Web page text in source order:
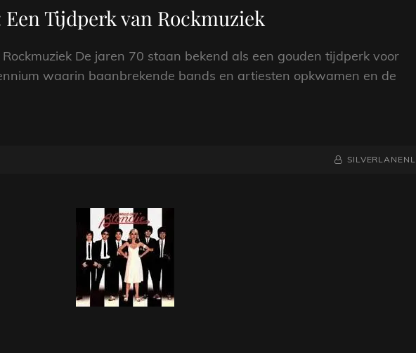
Een Tijdperk van Rockmuziek
De jaren 70 staan bekend als een gouden tijdperk voor
waarin baanbrekende bands en artiesten opkwamen en de
NAAMREGEL
BYLINE
SILVERLANENL